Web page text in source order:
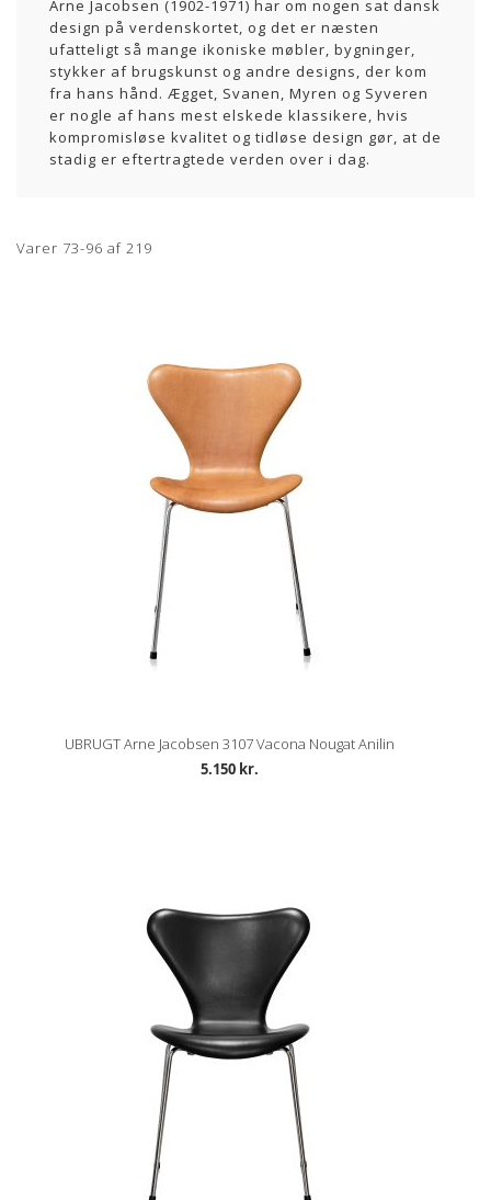
Arne Jacobsen (1902-1971) har om nogen sat dansk
design på verdenskortet, og det er næsten
ufatteligt så mange ikoniske møbler, bygninger,
stykker af brugskunst og andre designs, der kom
fra hans hånd. Ægget, Svanen, Myren og Syveren
er nogle af hans mest elskede klassikere, hvis
kompromisløse kvalitet og tidløse design gør, at de
stadig er eftertragtede verden over i dag.
Varer 73-96 af 219
UBRUGT Arne Jacobsen 3107 Vacona Nougat Anilin
5.150 kr.